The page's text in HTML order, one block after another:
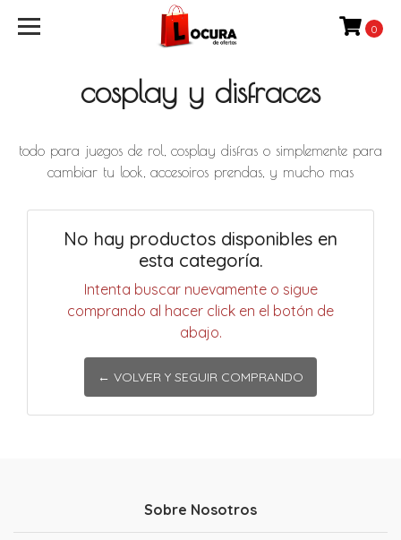
0
cosplay y disfraces
todo para juegos de rol, cosplay disfras o simplemente para
cambiar tu look, accesoiros prendas, y mucho mas
No hay productos disponibles en
esta categoría.
Intenta buscar nuevamente o sigue
comprando al hacer click en el botón de
abajo.
← VOLVER Y SEGUIR COMPRANDO
Sobre Nosotros